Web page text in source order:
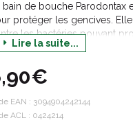
bain de bouche
protéger les gencives.
les bactéries pouvant
qui réduit
Lire la suite...
EAN : 3094904242144
ACL : 0424214